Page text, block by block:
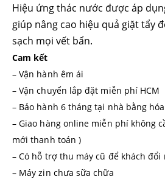
Hiệu ứng thác nước được áp
giúp nâng cao hiệu quả giặt tẩy
sạch mọi vết bẩn.
Cam kết
– Vận hành êm ái
– Vận chuyển lắp đặt miễn phí HCM
– Bảo hành 6 tháng tại nhà bằng
– Giao hàng online miễn phí không
mới thanh toán )
– Có hỗ trợ thu máy cũ để khách đổi
– Máy zin chưa sữa chữa